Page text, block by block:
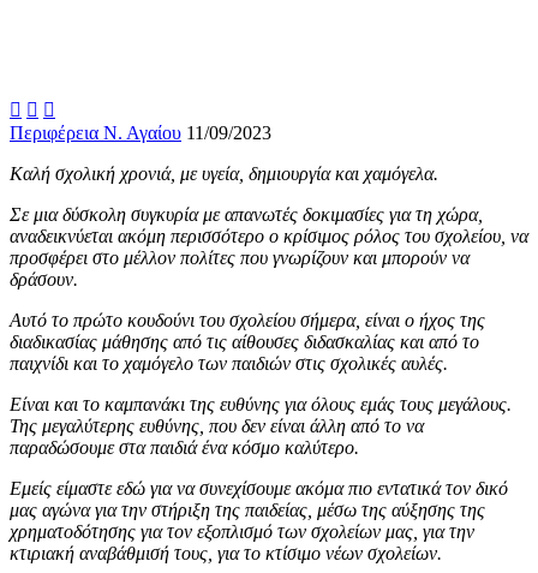
  
Περιφέρεια Ν. Αγαίου 11/09/2023
Καλή σχολική χρονιά, με υγεία, δημιουργία και χαμόγελα.
Σε μια δύσκολη συγκυρία με απανωτές δοκιμασίες για τη χώρα,
αναδεικνύεται ακόμη περισσότερο ο κρίσιμος ρόλος του σχολείου, να
προσφέρει στο μέλλον πολίτες που γνωρίζουν και μπορούν να
δράσουν.
Αυτό το πρώτο κουδούνι του σχολείου σήμερα, είναι ο ήχος της
διαδικασίας μάθησης από τις αίθουσες διδασκαλίας και από το
παιχνίδι και το χαμόγελο των παιδιών στις σχολικές αυλές.
Είναι και το καμπανάκι της ευθύνης για όλους εμάς τους μεγάλους.
Της μεγαλύτερης ευθύνης, που δεν είναι άλλη από το να
παραδώσουμε στα παιδιά ένα κόσμο καλύτερο.
Εμείς είμαστε εδώ για να συνεχίσουμε ακόμα πιο εντατικά τον δικό
μας αγώνα για την στήριξη της παιδείας, μέσω της αύξησης της
χρηματοδότησης για τον εξοπλισμό των σχολείων μας, για την
κτιριακή αναβάθμισή τους, για το κτίσιμο νέων σχολείων.